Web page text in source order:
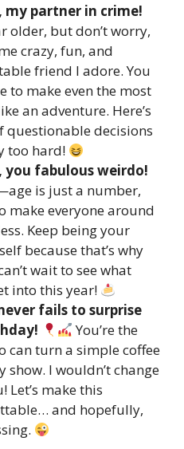
my partner in crime!
older, but don’t worry,
crazy, fun, and
friend I adore. You
to make even the most
an adventure. Here’s
questionable decisions
too hard!
you fabulous weirdo!
is just a number,
make everyone around
Keep being your
because that’s why
wait to see what
into this year!
fails to surprise
You’re the
can turn a simple coffee
show. I wouldn’t change
make this
and hopefully,